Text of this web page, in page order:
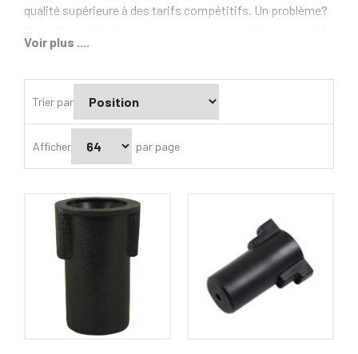
qualité supérieure à des tarifs compétitifs. Un problème?
réparabilité de chaque produit.
Faites confiance à REGELAV pour une performance sans
faille.
Voir plus ....
Trier par
Afficher par page